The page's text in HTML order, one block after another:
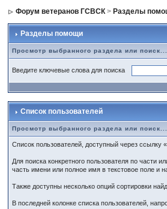
Форум ветеранов ГСВСК > Разделы
Разделы помощи
Просмотр выбранного раздела или поиск...
Введите ключевые слова для поиска
Список пользователей
Просмотр выбранного раздела или поиск...
Список пользователей, доступный через
Для поиска конкретного пользователя по
часть имени или полное имя в текстовое поле и
Также доступны несколько опций сортировки
В последней колонке списка пользователей,